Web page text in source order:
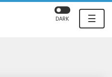
☰
DARK